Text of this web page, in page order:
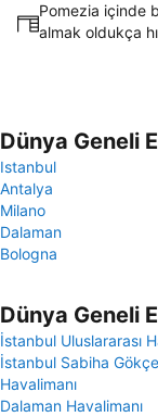
Pomezia içinde
almak oldukça
Dünya Geneli
Istanbul
Antalya
Milano
Dalaman
Bologna
Dünya Geneli
İstanbul Uluslararası
İstanbul Sabiha
Havalimanı
Dalaman Havalimanı